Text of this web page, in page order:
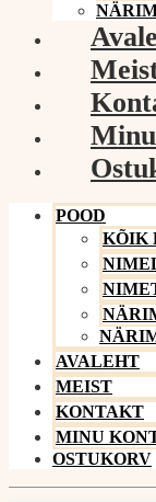
POOD
KÕIK
AVALEHT
MEIST
KONTAKT
MINU
OSTUKORV